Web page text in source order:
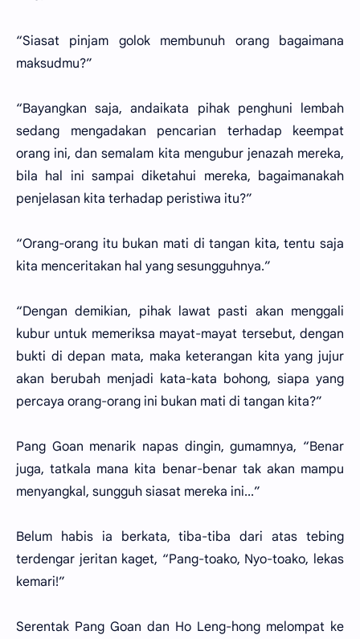
“Siasat pinjam golok membunuh orang bagaimana
maksudmu?”
“Bayangkan saja, andaikata pihak penghuni lembah
sedang mengadakan pencarian terhadap keempat
orang ini, dan semalam kita mengubur jenazah mereka,
bila hal ini sampai diketahui mereka, bagaimanakah
penjelasan kita terhadap peristiwa itu?”
“Orang-orang itu bukan mati di tangan kita, tentu saja
kita menceritakan hal yang sesungguhnya.”
“Dengan demikian, pihak lawat pasti akan menggali
kubur untuk memeriksa mayat-mayat tersebut, dengan
bukti di depan mata, maka keterangan kita yang jujur
akan berubah menjadi kata-kata bohong, siapa yang
percaya orang-orang ini bukan mati di tangan kita?”
Pang Goan menarik napas dingin, gumamnya, “Benar
juga, tatkala mana kita benar-benar tak akan mampu
menyangkal, sungguh siasat mereka ini...”
Belum habis ia berkata, tiba-tiba dari atas tebing
terdengar jeritan kaget, “Pang-toako, Nyo-toako, lekas
kemari!”
Serentak Pang Goan dan Ho Leng-hong melompat ke